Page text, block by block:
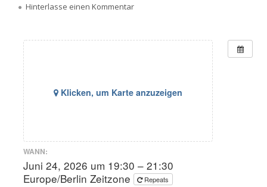
Hinterlasse einen Kommentarzu Musikprobe
Klicken, um Karte anzuzeigen
WANN:
Juni 24, 2026 um 19:30 – 21:30
Europe/Berlin Zeitzone
Repeats